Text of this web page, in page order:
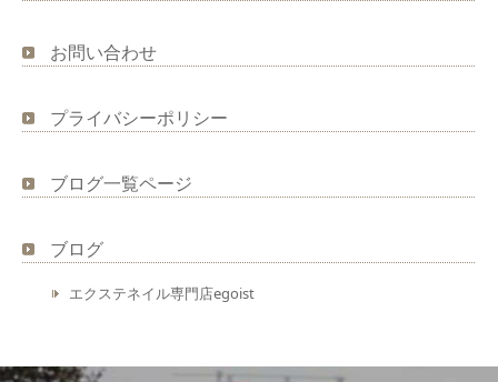
お問い合わせ
プライバシーポリシー
ブログ一覧ページ
ブログ
エクステネイル専門店egoist